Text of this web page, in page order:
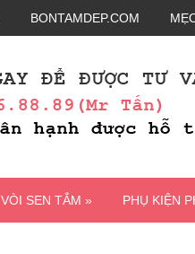
BONTAMDEP.COM
VÒI SEN TẮM » PHỤ KIỆN